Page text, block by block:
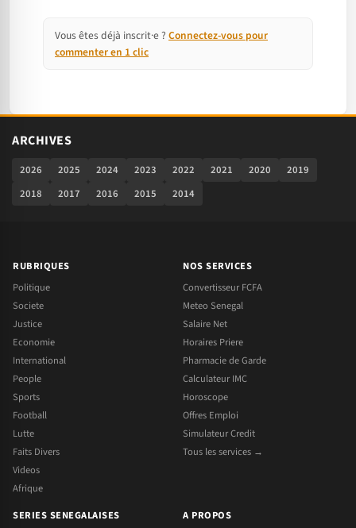
Vous êtes déjà inscrit·e ? Connectez-vous pour
commenter en 1 clic
ARCHIVES
2026 2025 2024 2023 2022 2021 2020
2019
2018
2017 2016 2015 2014
RUBRIQUES
Politique
Societe
Justice
Economie
International
People
Sports
Football
Lutte
Faits Divers
Videos
Afrique
NOS SERVICES
Convertisseur FCFA
Meteo Senegal
Salaire Net
Horaires Priere
Pharmacie de Garde
Calculateur IMC
Horoscope
Offres Emploi
Simulateur Credit
Tous les services →
SERIES SENEGALAISES
A PROPOS